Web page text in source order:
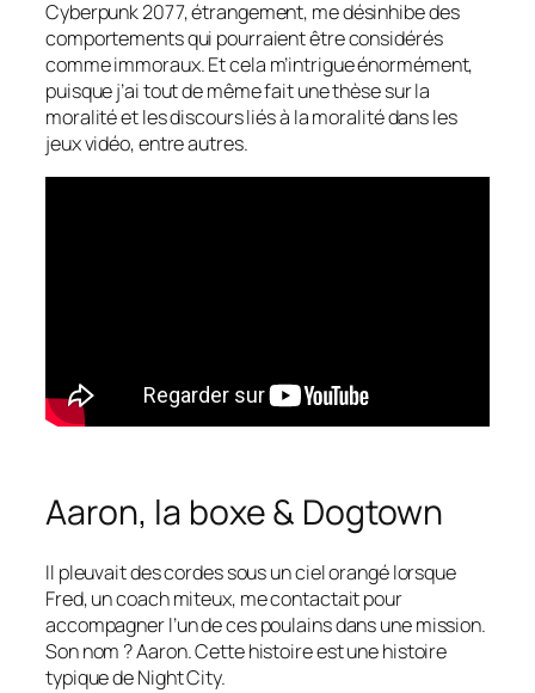
Cyberpunk 2077, étrangement, me désinhibe des
comportements qui pourraient être considérés
comme immoraux. Et cela m’intrigue énormément,
puisque j’ai tout de même fait une thèse sur la
moralité et les discours liés à la moralité dans les
jeux vidéo, entre autres.
Aaron, la boxe & Dogtown
Il pleuvait des cordes sous un ciel orangé lorsque
Fred, un coach miteux, me contactait pour
accompagner l’un de ces poulains dans une mission.
Son nom ? Aaron. Cette histoire est une histoire
typique de Night City.